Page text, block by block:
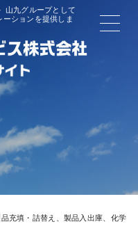
山九グループとして
ションを提供しま
品充填・詰替え、製品入出庫、化学